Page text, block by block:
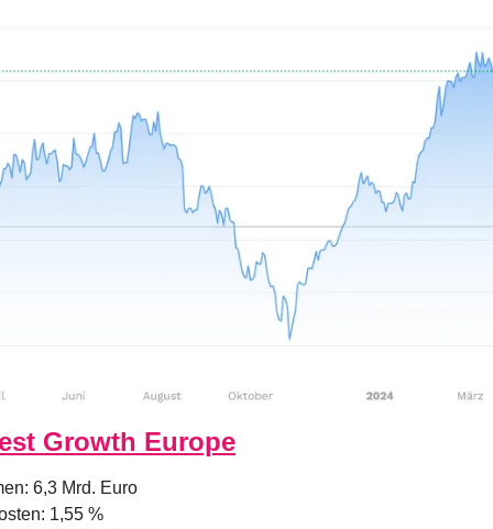
Growth Europe
6,3 Mrd. Euro
1,55 %